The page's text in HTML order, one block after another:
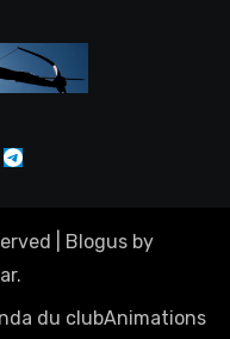
Blogus by
.
du clubAnimations